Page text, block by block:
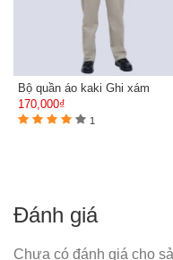
Bộ quần áo kaki Ghi xám
170,000₫
1
Đánh giá
Chưa có đánh giá cho